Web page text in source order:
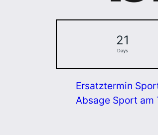
21
Days
Ersatztermin
Absage Sport am